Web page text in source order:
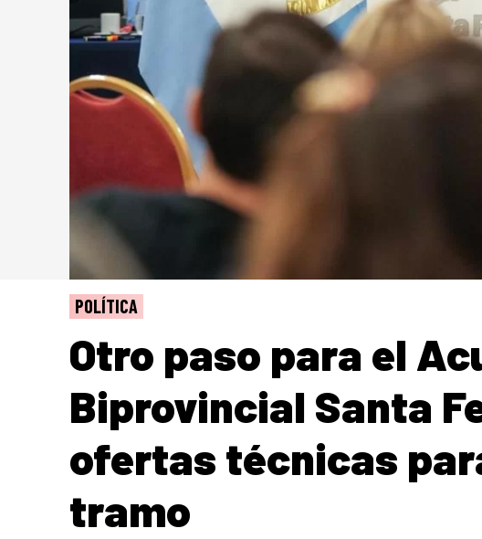
POLÍTICA
Otro paso para el
Biprovincial Santa
ofertas técnicas
tramo